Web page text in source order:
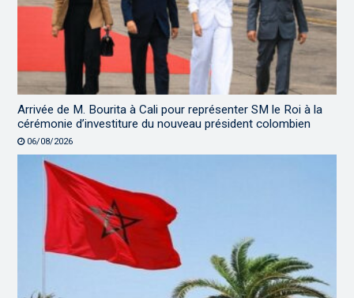
Arrivée de M. Bourita à Cali pour représenter SM le Roi à la
cérémonie d’investiture du nouveau président colombien
06/08/2026